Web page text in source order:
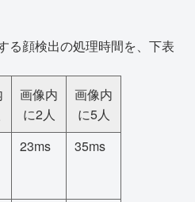
る顔検出の処理時間を、下表
画像内
に2人
画像内
に5人
23ms 35ms